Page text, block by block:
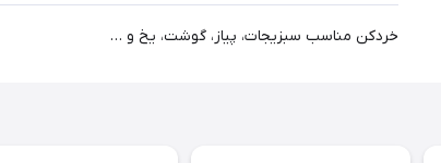
خردکن مناسب سبزیجات، پیاز، گوشت، یخ و …